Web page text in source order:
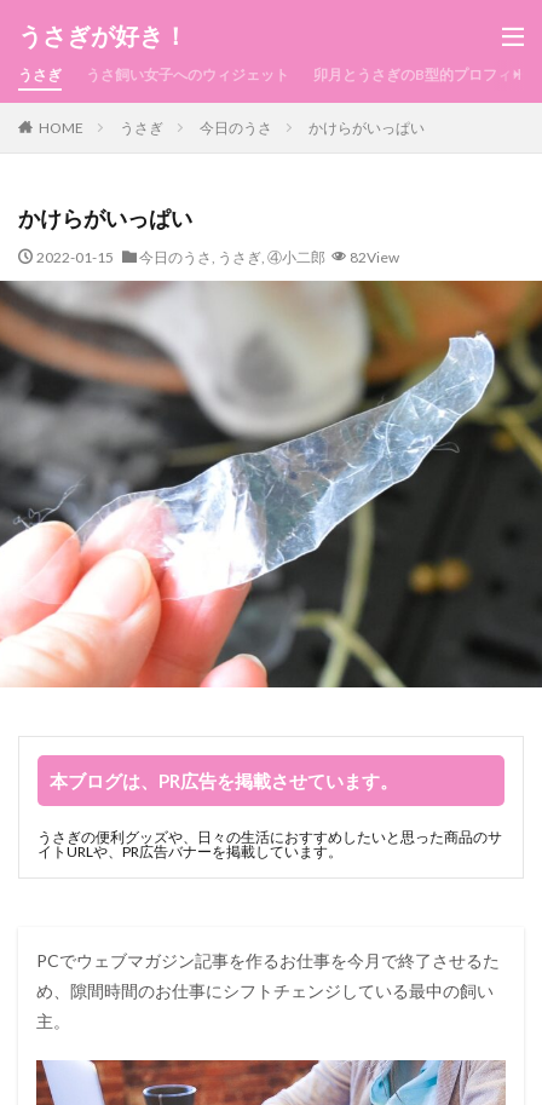
うさぎが好き！
うさぎ うさ飼い女子へのウィジェット 卯月とうさぎのB型的プロフィール
HOME うさぎ 今日のうさ かけらがいっぱい
かけらがいっぱい
2022-01-15 今日のうさ, うさぎ, ④小二郎 82View
本ブログは、PR広告を掲載させています。
うさぎの便利グッズや、日々の生活におすすめしたいと思った商品のサ
イトURLや、PR広告バナーを掲載しています。
PCでウェブマガジン記事を作るお仕事を今月で終了させるた
め、隙間時間のお仕事にシフトチェンジしている最中の飼い
主。